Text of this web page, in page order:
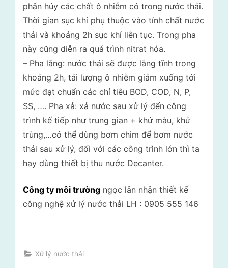
phân hủy các chất ô nhiễm có trong nước thải.
Thời gian sục khí phụ thuộc vào tính chất nước
thải và khoảng 2h sục khí liên tục. Trong pha
này cũng diễn ra quá trình nitrat hóa.
– Pha lắng: nước thải sẽ được lắng tĩnh trong
khoảng 2h, tải lượng ô nhiễm giảm xuống tới
mức đạt chuẩn các chỉ tiêu BOD, COD, N, P,
SS, …. Pha xả: xả nước sau xử lý đến công
trình kế tiếp như trung gian + khử màu, khử
trùng,…có thể dùng bơm chìm để bơm nước
thải sau xử lý, đối với các công trình lớn thì ta
hay dùng thiết bị thu nước Decanter.
Công ty môi trường ngọc lân nhận thiết kế
công nghệ xử lý nước thải LH : 0905 555 146
Xử lý nước thải